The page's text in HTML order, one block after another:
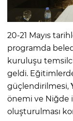
20-21 Mayıs
programda
kuruluşu
geldi.
güçlendirilmesi,
önemi ve Niğde
oluşturulması